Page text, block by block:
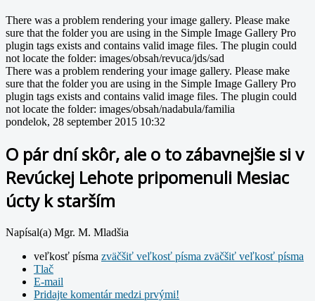
There was a problem rendering your image gallery. Please make
sure that the folder you are using in the Simple Image Gallery Pro
plugin tags exists and contains valid image files. The plugin could
not locate the folder: images/obsah/revuca/jds/sad
There was a problem rendering your image gallery. Please make
sure that the folder you are using in the Simple Image Gallery Pro
plugin tags exists and contains valid image files. The plugin could
not locate the folder: images/obsah/nadabula/familia
pondelok, 28 september 2015 10:32
O pár dní skôr, ale o to zábavnejšie si v
Revúckej Lehote pripomenuli Mesiac
úcty k starším
Napísal(a) Mgr. M. Mladšia
veľkosť písma zväčšiť veľkosť písma zväčšiť veľkosť písma
Tlač
E-mail
Pridajte komentár medzi prvými!